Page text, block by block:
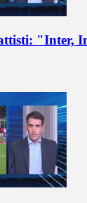
"Inter,